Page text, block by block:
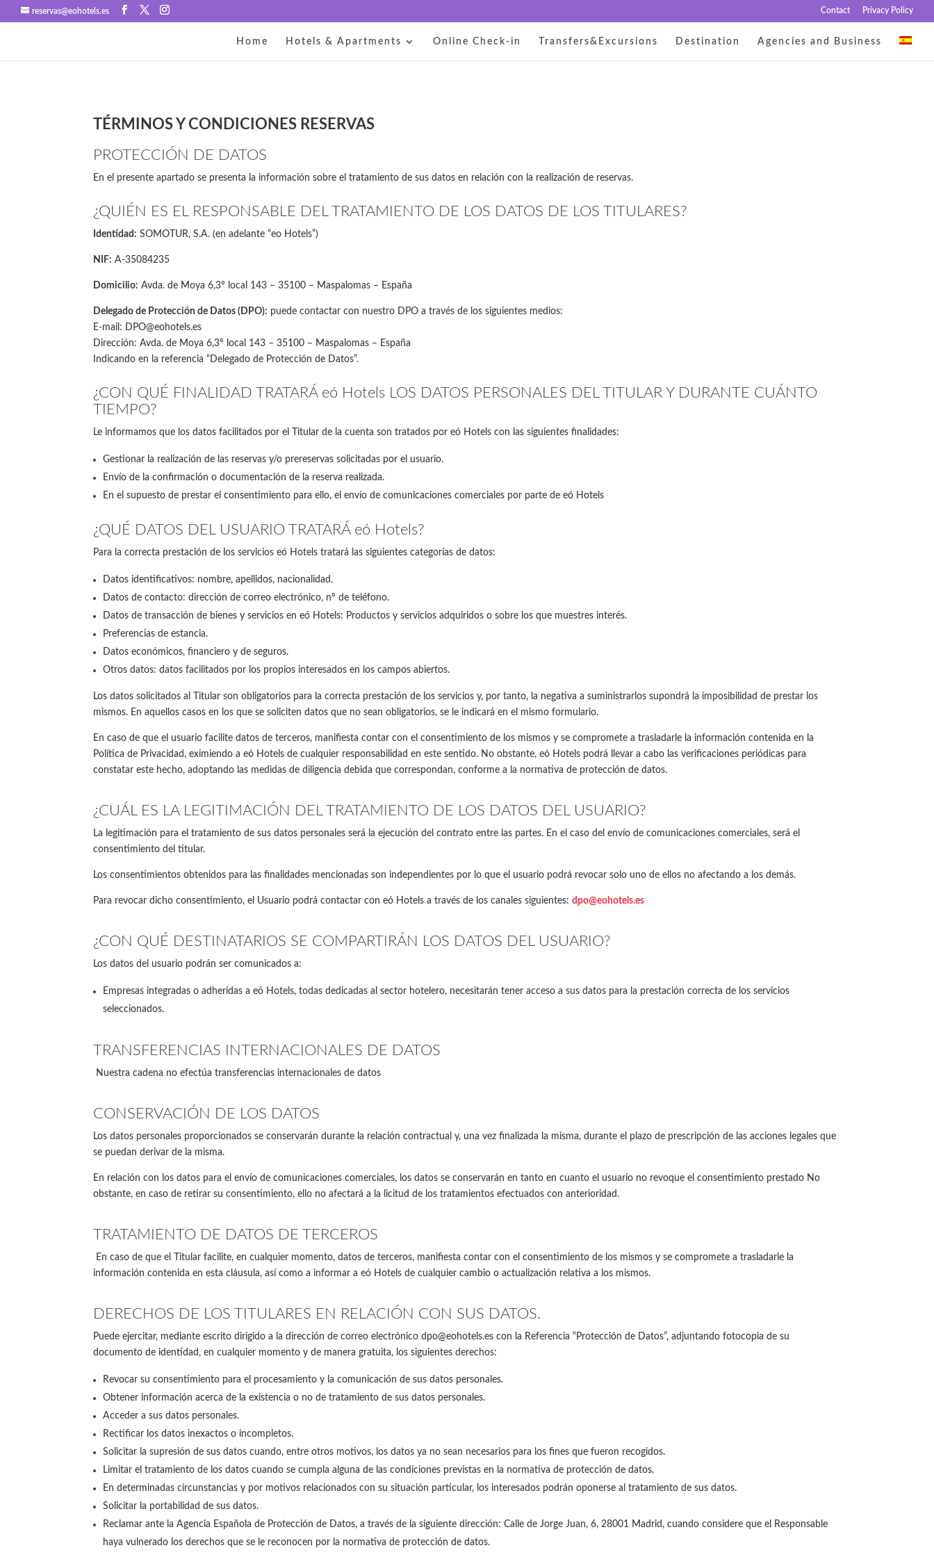
reservas@eohotels.es Contact Privacy Policy
Home Hotels & Apartments Online Check-in Transfers&Excursions Destination Agencies and Business
TÉRMINOS Y CONDICIONES RESERVAS
PROTECCIÓN DE DATOS
En el presente apartado se presenta la información sobre el tratamiento de sus datos en relación con la realización de reservas.
¿QUIÉN ES EL RESPONSABLE DEL TRATAMIENTO DE LOS DATOS DE LOS TITULARES?
Identidad: SOMOTUR, S.A. (en adelante “eo Hotels”)
NIF: A-35084235
Domicilio: Avda. de Moya 6,3º local 143 – 35100 – Maspalomas – España
Delegado de Protección de Datos (DPO): puede contactar con nuestro DPO a través de los siguientes medios:
E-mail: DPO@eohotels.es
Dirección: Avda. de Moya 6,3º local 143 – 35100 – Maspalomas – España
Indicando en la referencia “Delegado de Protección de Datos”.
¿CON QUÉ FINALIDAD TRATARÁ eó Hotels LOS DATOS PERSONALES DEL TITULAR Y DURANTE CUÁNTO
TIEMPO?
Le informamos que los datos facilitados por el Titular de la cuenta son tratados por eó Hotels con las siguientes finalidades:
Gestionar la realización de las reservas y/o prereservas solicitadas por el usuario.
Envío de la confirmación o documentación de la reserva realizada.
En el supuesto de prestar el consentimiento para ello, el envío de comunicaciones comerciales por parte de eó Hotels
¿QUÉ DATOS DEL USUARIO TRATARÁ eó Hotels?
Para la correcta prestación de los servicios eó Hotels tratará las siguientes categorías de datos:
Datos identificativos: nombre, apellidos, nacionalidad.
Datos de contacto: dirección de correo electrónico, nº de teléfono.
Datos de transacción de bienes y servicios en eó Hotels: Productos y servicios adquiridos o sobre los que muestres interés.
Preferencias de estancia.
Datos económicos, financiero y de seguros.
Otros datos: datos facilitados por los propios interesados en los campos abiertos.
Los datos solicitados al Titular son obligatorios para la correcta prestación de los servicios y, por tanto, la negativa a suministrarlos supondrá la imposibilidad de prestar los
mismos. En aquellos casos en los que se soliciten datos que no sean obligatorios, se le indicará en el mismo formulario.
En caso de que el usuario facilite datos de terceros, manifiesta contar con el consentimiento de los mismos y se compromete a trasladarle la información contenida en la
Política de Privacidad, eximiendo a eó Hotels de cualquier responsabilidad en este sentido. No obstante, eó Hotels podrá llevar a cabo las verificaciones periódicas para
constatar este hecho, adoptando las medidas de diligencia debida que correspondan, conforme a la normativa de protección de datos.
¿CUÁL ES LA LEGITIMACIÓN DEL TRATAMIENTO DE LOS DATOS DEL USUARIO?
La legitimación para el tratamiento de sus datos personales será la ejecución del contrato entre las partes. En el caso del envío de comunicaciones comerciales, será el
consentimiento del titular.
Los consentimientos obtenidos para las finalidades mencionadas son independientes por lo que el usuario podrá revocar solo uno de ellos no afectando a los demás.
Para revocar dicho consentimiento, el Usuario podrá contactar con eó Hotels a través de los canales siguientes:dpo@eohotels.es
¿CON QUÉ DESTINATARIOS SE COMPARTIRÁN LOS DATOS DEL USUARIO?
Los datos del usuario podrán ser comunicados a:
Empresas integradas o adheridas a eó Hotels, todas dedicadas al sector hotelero, necesitarán tener acceso a sus datos para la prestación correcta de los servicios
seleccionados.
TRANSFERENCIAS INTERNACIONALES DE DATOS
Nuestra cadena no efectúa transferencias internacionales de datos
CONSERVACIÓN DE LOS DATOS
Los datos personales proporcionados se conservarán durante la relación contractual y, una vez finalizada la misma, durante el plazo de prescripción de las acciones legales que
se puedan derivar de la misma.
En relación con los datos para el envío de comunicaciones comerciales, los datos se conservarán en tanto en cuanto el usuario no revoque el consentimiento prestado No
obstante, en caso de retirar su consentimiento, ello no afectará a la licitud de los tratamientos efectuados con anterioridad.
TRATAMIENTO DE DATOS DE TERCEROS
En caso de que el Titular facilite, en cualquier momento, datos de terceros, manifiesta contar con el consentimiento de los mismos y se compromete a trasladarle la
información contenida en esta cláusula, así como a informar a eó Hotels de cualquier cambio o actualización relativa a los mismos.
DERECHOS DE LOS TITULARES EN RELACIÓN CON SUS DATOS.
Puede ejercitar, mediante escrito dirigido a la dirección de correo electrónico dpo@eohotels.es con la Referencia “Protección de Datos”, adjuntando fotocopia de su
documento de identidad, en cualquier momento y de manera gratuita, los siguientes derechos:
Revocar su consentimiento para el procesamiento y la comunicación de sus datos personales.
Obtener información acerca de la existencia o no de tratamiento de sus datos personales.
Acceder a sus datos personales.
Rectificar los datos inexactos o incompletos.
Solicitar la supresión de sus datos cuando, entre otros motivos, los datos ya no sean necesarios para los fines que fueron recogidos.
Limitar el tratamiento de los datos cuando se cumpla alguna de las condiciones previstas en la normativa de protección de datos.
En determinadas circunstancias y por motivos relacionados con su situación particular, los interesados podrán oponerse al tratamiento de sus datos.
Solicitar la portabilidad de sus datos.
Reclamar ante la Agencia Española de Protección de Datos, a través de la siguiente dirección: Calle de Jorge Juan, 6, 28001 Madrid, cuando considere que el Responsable
haya vulnerado los derechos que se le reconocen por la normativa de protección de datos.